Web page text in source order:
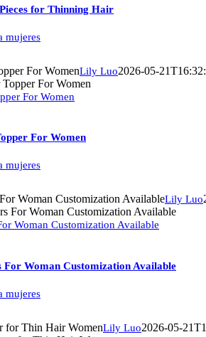
for Thinning Hair
mujeres
For WomenLily Luo2026-05-
For Women
For Women
mujeres
Woman Customization AvailableLily Luo
Woman Customization Available
Woman Customization Available
mujeres
for Thin Hair WomenLily Luo2026-05-